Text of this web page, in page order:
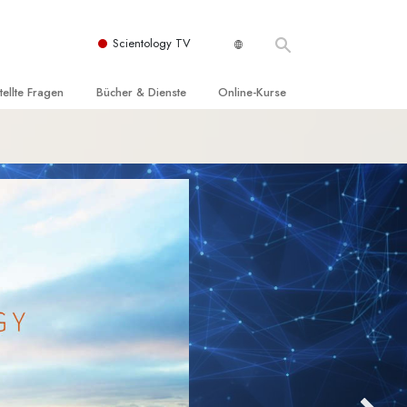
Scientology TV
für
Fragen
der Scientology
Bücher & Dienste
Dienste
Online-Kurse
Die Dynamiken des Daseins
Die Bestandteile des Verstehens
Lösungen für eine gefährliche Umwelt
Beistände bei Krankheiten und
Verletzungen
Integrität und Ehrlichkeit
Ehe